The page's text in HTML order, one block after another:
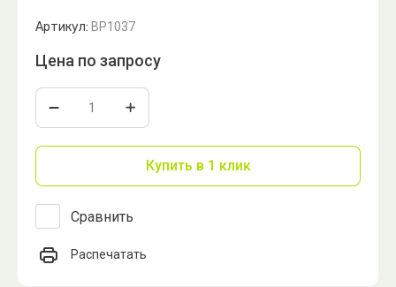
Артикул: BP1037
Цена по запросу
Купить в 1 клик
Сравнить
Распечатать